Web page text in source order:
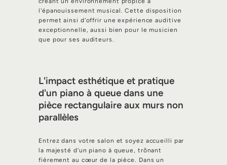
l'épanouissement musical. Cette disposition
permet ainsi d'offrir une expérience auditive
exceptionnelle, aussi bien pour le musicien
que pour ses auditeurs.
L'impact esthétique et pratique
d'un piano à queue dans une
pièce rectangulaire aux murs non
parallèles
Entrez dans votre salon et soyez accueilli par
la majesté d'un piano à queue, trônant
fièrement au cœur de la pièce. Dans un